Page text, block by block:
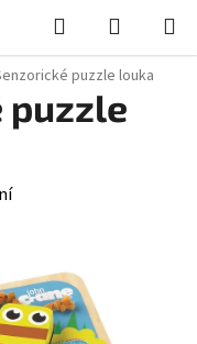
Hledat
KOŠÍK
puzzle louka
puzzle